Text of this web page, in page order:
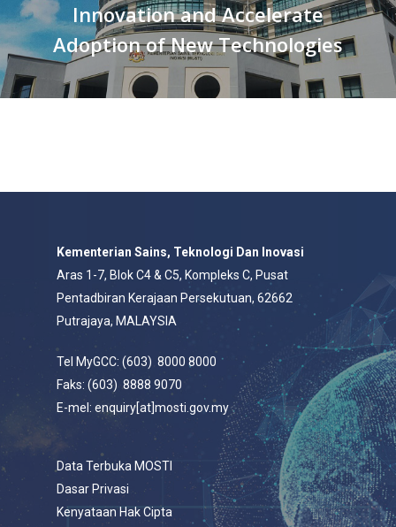
Innovation and Accelerate
Adoption of New Technologies
Kementerian Sains, Teknologi Dan Inovasi
Aras 1-7, Blok C4 & C5, Kompleks C, Pusat
Pentadbiran Kerajaan Persekutuan, 62662
Putrajaya, MALAYSIA
Tel MyGCC: (603) 8000 8000
Faks: (603) 8888 9070
E-mel: enquiry[at]mosti.gov.my
Data Terbuka MOSTI
Dasar Privasi
Kenyataan Hak Cipta